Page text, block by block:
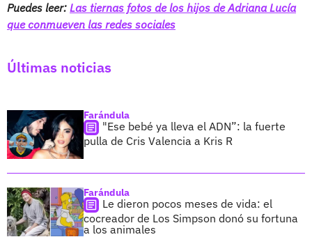
Puedes leer: Las tiernas fotos de los hijos de Adriana Lucía
que conmueven las redes sociales
Últimas noticias
Farándula
"Ese bebé ya lleva el ADN”: la fuerte
pulla de Cris Valencia a Kris R
Farándula
Le dieron pocos meses de vida: el
cocreador de Los Simpson donó su fortuna
a los animales